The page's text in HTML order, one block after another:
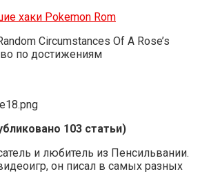
хаки Pokemon Rom
Circumstances Of A Rose’s
по достижениям
103 статьи)
и любитель из Пенсильвании.
он писал в самых разных